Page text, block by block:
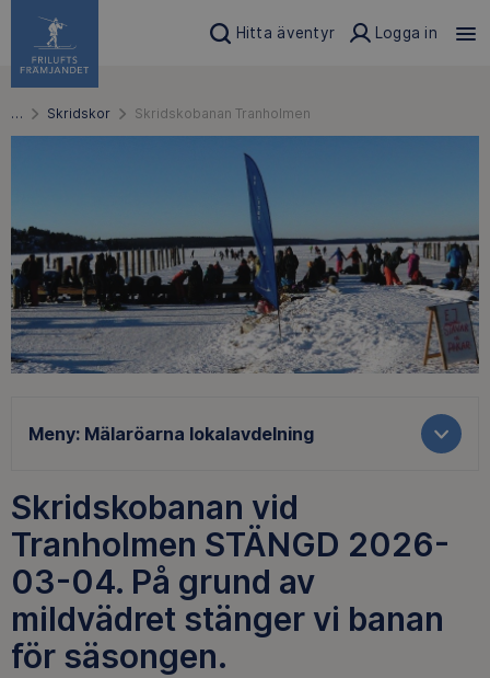
Hitta äventyr Logga in
… Skridskor Skridskobanan Tranholmen
Meny: Mälaröarna lokalavdelning
Skridskobanan vid
Tranholmen STÄNGD 2026-
03-04. På grund av
mildvädret stänger vi banan
för säsongen.